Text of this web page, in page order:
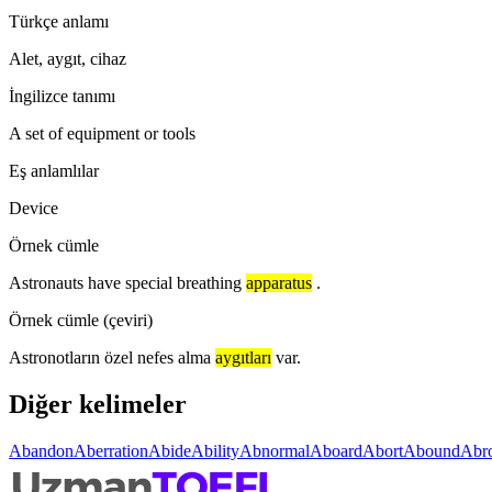
Türkçe anlamı
Alet, aygıt, cihaz
İngilizce tanımı
A set of equipment or tools
Eş anlamlılar
Device
Örnek cümle
Astronauts have special breathing apparatus .
Örnek cümle (çeviri)
Astronotların özel nefes alma aygıtları var.
Diğer kelimeler
AbandonAberrationAbideAbilityAbnormalAboardAbortAbound